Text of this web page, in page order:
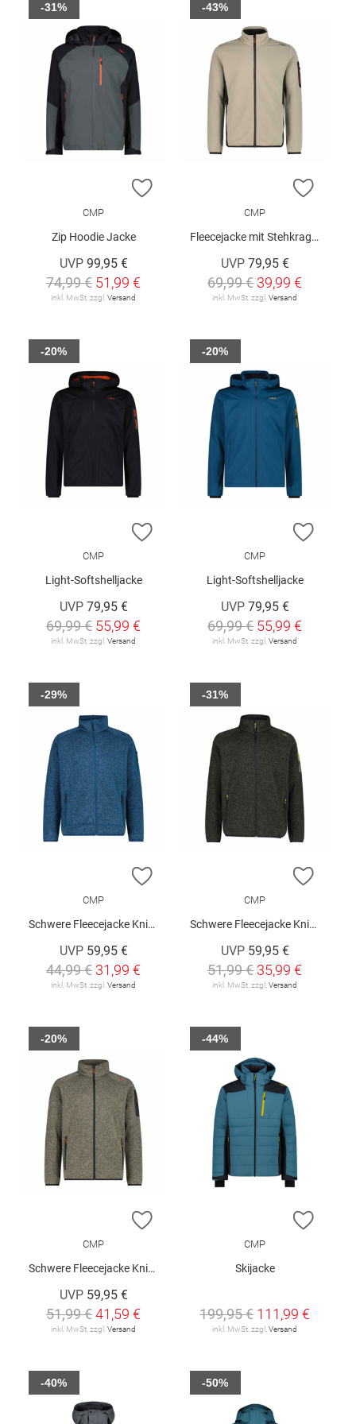
ZUR WUNSCHLISTE HINZUFÜGEN
CMP
Zip Hoodie Jacke
UVP 99,95 €
74,99 € 51,99 €
inkl. MwSt. zzgl. Versand
-31%
ZUR
CMP
Fleecejacke mit Stehkragen
UVP 79,95 €
69,99 € 39,99 €
inkl. MwSt. zzgl. Versand
-43%
ZUR WUNSCHLISTE HINZUFÜGEN
CMP
Light-Softshelljacke
UVP 79,95 €
69,99 € 55,99 €
inkl. MwSt. zzgl.Versand
-20%
ZUR
CMP
Light-Softshelljacke
UVP 79,95 €
69,99 € 55,99 €
inkl. MwSt. zzgl.Versand
-20%
ZUR WUNSCHLISTE HINZUFÜGEN
CMP
Schwere Fleecejacke Knit-Tech Meliert
UVP 59,95 €
44,99 € 31,99 €
inkl. MwSt. zzgl.Versand
-29%
ZUR
CMP
Schwere Fleecejacke Knit-Tech Meliert
UVP 59,95 €
51,99 € 35,99 €
inkl. MwSt. zzgl.Versand
-31%
ZUR WUNSCHLISTE HINZUFÜGEN
CMP
Schwere Fleecejacke Knit-Tech Meliert
UVP 59,95 €
51,99 €41,59 €
inkl. MwSt. zzgl. Versand
-20%
ZUR
CMP
Skijacke
199,95 € 111,99 €
inkl. MwSt. zzgl. Versand
-44%
-40% -50%